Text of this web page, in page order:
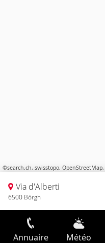
©search.ch, swisstopo, OpenStreetMap,
Via d'Alberti
6500 Bórgh
Annuaire Météo